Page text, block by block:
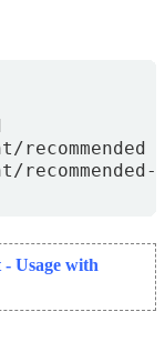
Usage with